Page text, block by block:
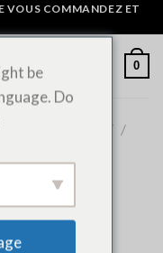
VOUS COMMANDEZ ET
0
POLKADOT /
be
Do